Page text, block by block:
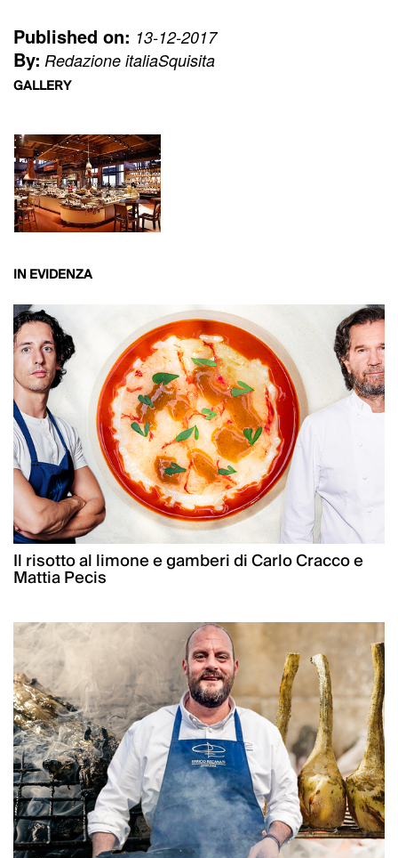
Published on: 13-12-2017
By: Redazione italiaSquisita
GALLERY
IN EVIDENZA
Il risotto al limone e gamberi di Carlo Cracco e
Mattia Pecis